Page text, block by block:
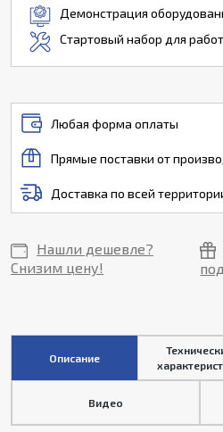
Демонстрация
Стартовый набор для
Любая форма оплаты
Прямые поставки от
Доставка по всей
Нашли дешевле?
Снизим цену!
Описание
Видео